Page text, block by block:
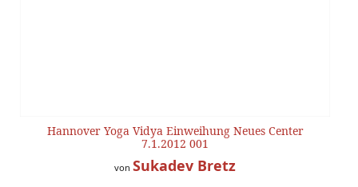
Hannover Yoga Vidya Einweihung Neues Center
7.1.2012 001
von Sukadev Bretz